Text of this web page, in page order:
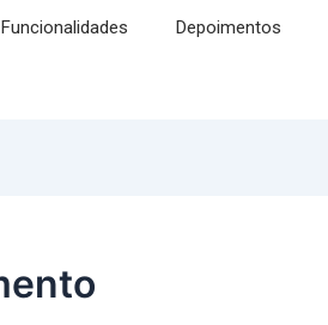
Funcionalidades Depoimentos